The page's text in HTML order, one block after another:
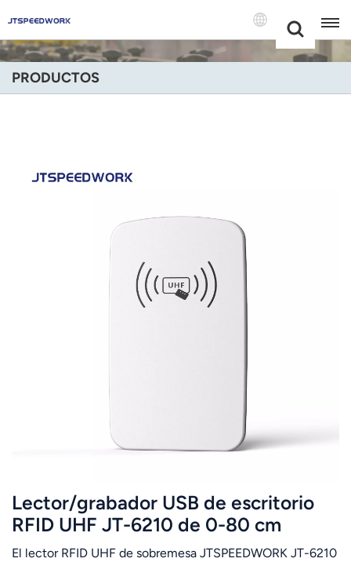
+86 -18681515767
English
Español
Português
한국어
Ελληνικά
Melayu
PRODUCTOS
Lector/grabador USB de escritorio
RFID UHF JT-6210 de 0-80 cm
ISO18000-6C
El lector RFID UHF de sobremesa JTSPEEDWORK JT-6210